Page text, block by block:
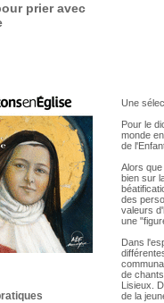
prier avec
Une
Pour le
monde
de
Alors
bien sur
des
valeurs
une
Dans
de
Lisieux.
de la